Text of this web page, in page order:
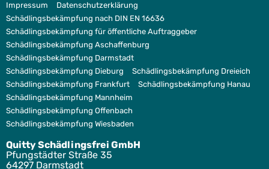
Impressum
Datenschutzerklärung
Schädlingsbekämpfung nach DIN EN 16636
Schädlingsbekämpfung für öffentliche Auftraggeber
Schädlingsbekämpfung Aschaffenburg
Schädlingsbekämpfung Darmstadt
Schädlingsbekämpfung Dieburg
Schädlingsbekämpfung Dreieich
Schädlingsbekämpfung Frankfurt
Schädlingsbekämpfung Hanau
Schädlingsbekämpfung Mannheim
Schädlingsbekämpfung Offenbach
Schädlingsbekämpfung Wiesbaden
Quitty Schädlingsfrei GmbH
Pfungstädter Straße 35
64297 Darmstadt